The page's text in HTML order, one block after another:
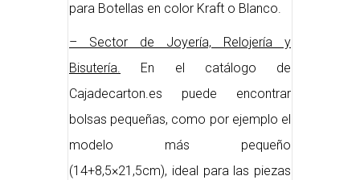
para Botellas en color Kraft o Blanco.
– Sector de Joyería, Relojería y
Bisutería. En el catálogo de
Cajadecarton.es puede encontrar
bolsas pequeñas, como por ejemplo el
modelo más pequeño
(14+8,5×21,5cm), ideal para las piezas